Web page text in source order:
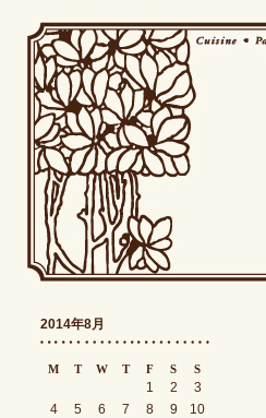
2014年8月
M T W T F S S
1 2
3
4
5 6 7 8 9
10